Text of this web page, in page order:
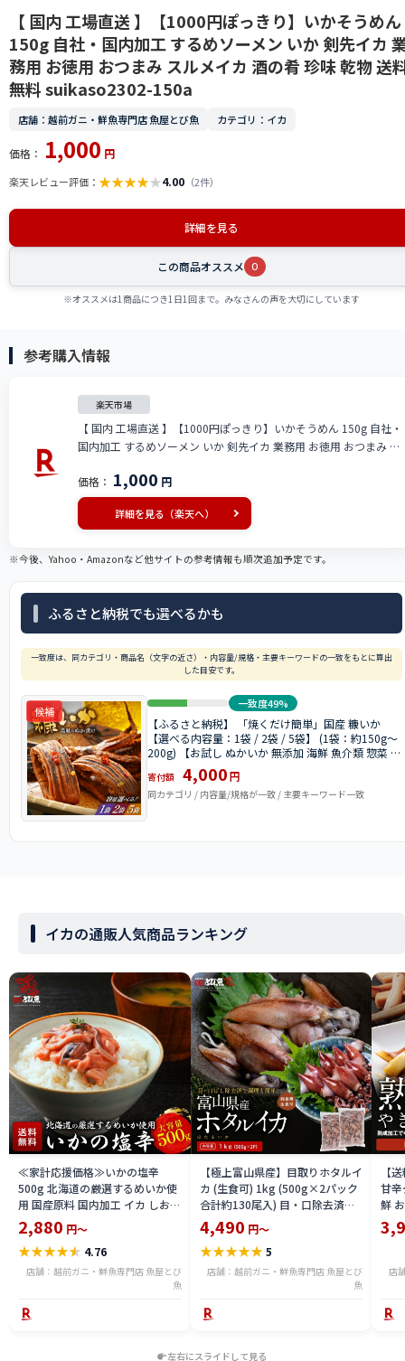
【 国内 工場直送 】【1000円ぽっきり】いかそうめん
150g 自社・国内加工 するめソーメン いか 剣先イカ
務用 お徳用 おつまみ スルメイカ 酒の肴 珍味 乾物 送
無料 suikaso2302-150a
店舗：越前ガニ・鮮魚専門店 魚屋とび魚 カテゴリ：イカ
価格： 1,000 円
楽天レビュー評価： ★★★★★4.00 （2件）
詳細を見る
この商品オススメ 0
※オススメは1商品につき1日1回まで。みなさんの声を大切にしています
参考購入情報
楽天市場
【 国内 工場直送 】【1000円ぽっきり】いかそうめん 150g 自社・
国内加工 するめソーメン いか 剣先イカ 業務用 お徳用 おつまみ ス
価格： 1,000 円
詳細を見る（楽天へ）
※今後、Yahoo・Amazonなど他サイトの参考情報も順次追加予定です。
ふるさと納税でも選べるかも
一致度は、同カテゴリ・商品名（文字の近さ）・内容量/規格・主要キーワードの一致をもとに算出
した目安です。
候補
一致度49%
【ふるさと納税】 「焼くだけ簡単」国産 糠いか
【選べる内容量：1袋 / 2袋 / 5袋】 (1袋：約150g～
200g) 【お試し ぬかいか 無添加 海鮮 魚介類 惣菜 つ
まみ イカ するめいか ぬか漬け 発酵食品 バーベキュ
ー 和食 洋食】
寄付額 4,000円
同カテゴリ / 内容量/規格が一致 / 主要キーワード一致
イカの通販人気商品ランキング
≪家計応援価格≫いかの塩辛
500g 北海道の厳選するめいか使
用 国産原料 国内加工 イカ しおか
ら おつまみ 酒 厳選素材 送料無料
ika2212-500a
2,880 円～
★★★★★ 4.76
店舗：越前ガニ・鮮魚専門店 魚屋とび
魚
【極上富山県産】目取りホタルイ
カ (生食可) 1kg (500g×2パック
合計約130尾入) 目・口除去済み
ほたるいか 刺身 生 個別冷凍 いか
めし 酢味噌あえ 沖漬け 海鮮 通販
送料無料 hoika2502
4,490 円～
★★★★★ 5
店舗：越前ガニ・鮮魚専門店 魚屋とび
魚
【
甘辛
鮮
き
店
左右にスライドして見る